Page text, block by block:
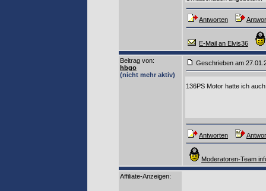
Antworten
E-Mail an Elvis36
Beitrag von:
hbgo
(nicht mehr aktiv)
Geschrieben am
136PS Motor hatte ich
Antworten
Moderatoren-Team
Affiliate-Anzeigen: